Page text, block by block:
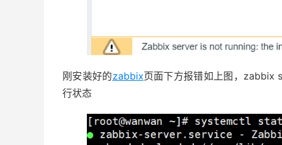
刚安装好的zabbix页面下方报错如上图，
行状态